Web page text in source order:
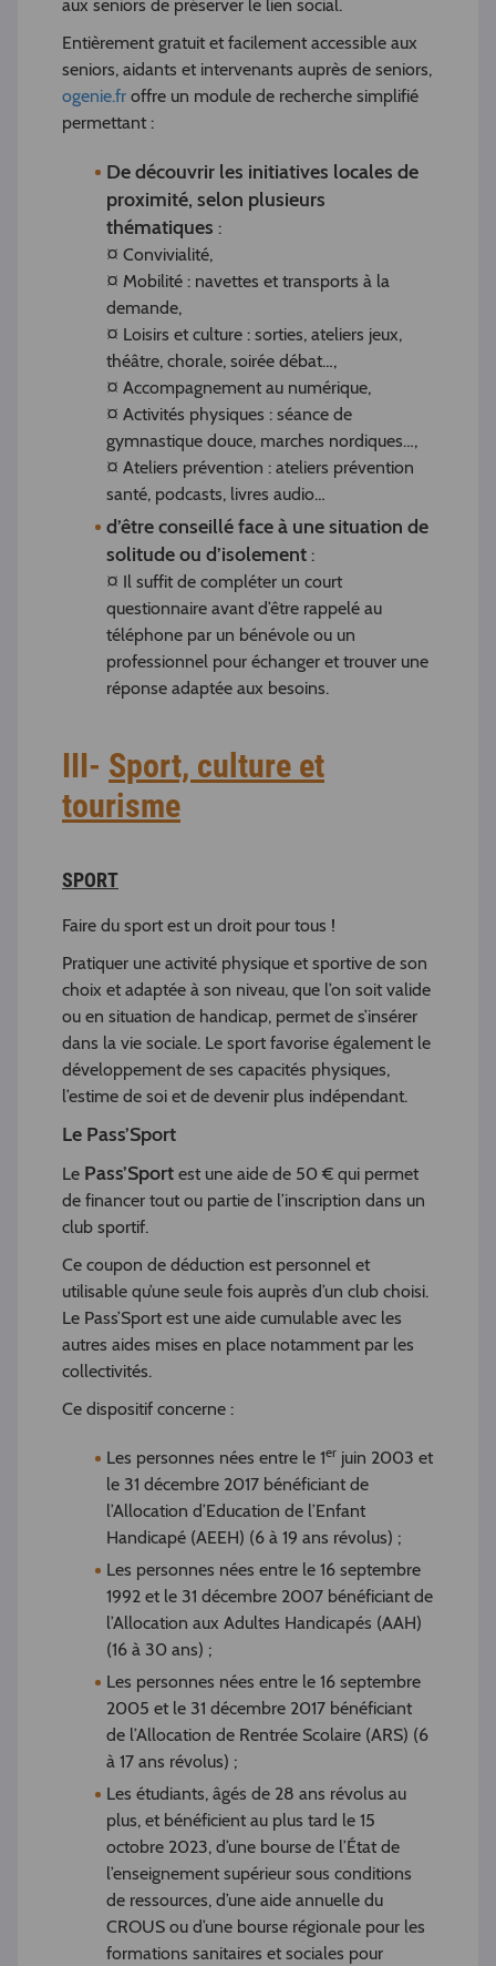
aux seniors de préserver le lien social.
Entièrement gratuit et facilement accessible aux
seniors, aidants et intervenants auprès de seniors,
ogenie.fr offre un module de recherche simplifié
permettant :
De découvrir les initiatives locales de
proximité, selon plusieurs
thématiques :
¤ Convivialité,
¤ Mobilité : navettes et transports à la
demande,
¤ Loisirs et culture : sorties, ateliers jeux,
théâtre, chorale, soirée débat…,
¤ Accompagnement au numérique,
¤ Activités physiques : séance de
gymnastique douce, marches nordiques…,
¤ Ateliers prévention : ateliers prévention
santé, podcasts, livres audio…
d’être conseillé face à une situation de
solitude ou d’isolement :
¤ Il suffit de compléter un court
questionnaire avant d’être rappelé au
téléphone par un bénévole ou un
professionnel pour échanger et trouver une
réponse adaptée aux besoins.
III- Sport, culture et
tourisme
SPORT
Faire du sport est un droit pour tous !
Pratiquer une activité physique et sportive de son
choix et adaptée à son niveau, que l’on soit valide
ou en situation de handicap, permet de s’insérer
dans la vie sociale. Le sport favorise également le
développement de ses capacités physiques,
l’estime de soi et de devenir plus indépendant.
Le Pass’Sport
Le Pass’Sport est une aide de 50 € qui permet
de financer tout ou partie de l’inscription dans un
club sportif.
Ce coupon de déduction est personnel et
utilisable qu’une seule fois auprès d’un club choisi.
Le Pass’Sport est une aide cumulable avec les
autres aides mises en place notamment par les
collectivités.
Ce dispositif concerne :
Les personnes nées entre le 1er juin 2003 et
le 31 décembre 2017 bénéficiant de
l’Allocation d’Education de l’Enfant
Handicapé (AEEH) (6 à 19 ans révolus) ;
Les personnes nées entre le 16 septembre
1992 et le 31 décembre 2007 bénéficiant de
l’Allocation aux Adultes Handicapés (AAH)
(16 à 30 ans) ;
Les personnes nées entre le 16 septembre
2005 et le 31 décembre 2017 bénéficiant
de l’Allocation de Rentrée Scolaire (ARS) (6
à 17 ans révolus) ;
Les étudiants, âgés de 28 ans révolus au
plus, et bénéficient au plus tard le 15
octobre 2023, d’une bourse de l’État de
l’enseignement supérieur sous conditions
de ressources, d’une aide annuelle du
CROUS ou d’une bourse régionale pour les
formations sanitaires et sociales pour